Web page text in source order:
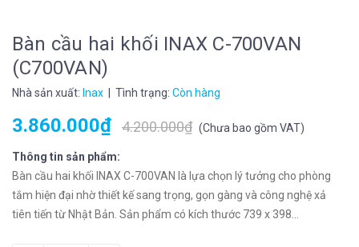
Bàn cầu hai khối INAX C-700VAN
(C700VAN)
Nhà sản xuất: Inax | Tình trạng: Còn hàng
3.860.000₫ 4.200.000₫ (Chưa bao gồm VAT)
Thông tin sản phẩm:
Bàn cầu hai khối INAX C-700VAN là lựa chọn lý tưởng cho phòng
tắm hiện đại nhờ thiết kế sang trọng, gọn gàng và công nghệ xả
tiên tiến từ Nhật Bản. Sản phẩm có kích thước 739 x 398...